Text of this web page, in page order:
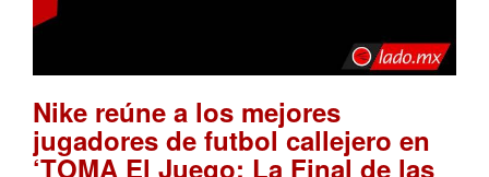
Nike reúne a los mejores
jugadores de futbol callejero en
‘TOMA El Juego: La Final de las